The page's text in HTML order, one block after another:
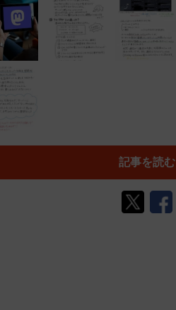
記事を読む